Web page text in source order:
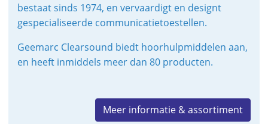
bestaat sinds 1974, en vervaardigt en designt
gespecialiseerde communicatietoestellen.
Geemarc Clearsound biedt hoorhulpmiddelen aan,
en heeft inmiddels meer dan 80 producten.
Meer informatie & assortiment